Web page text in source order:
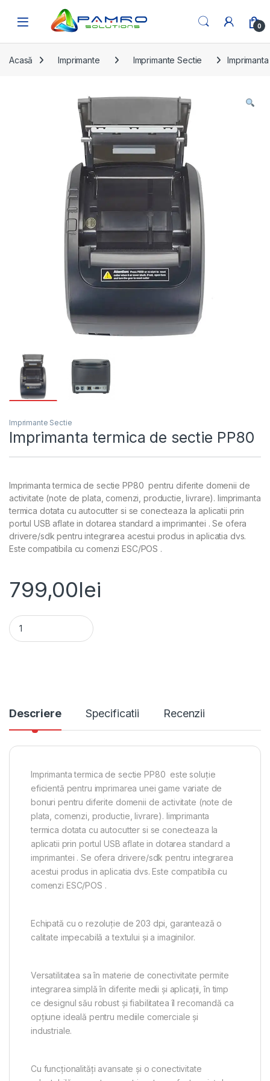
Skip to navigation
Open 0
Acasă Imprimante Imprimante Sectie
Imprimante Sectie
Imprimanta termica de sectie PP80
Imprimanta termica de sectie PP80 pentru diferite domenii de
activitate (note de plata, comenzi, productie, livrare). Iimprimanta
termica dotata cu autocutter si se conecteaza la aplicatii prin
portul USB aflate in dotarea standard a imprimantei . Se ofera
drivere/sdk pentru integrarea acestui produs in aplicatia dvs.
Este compatibila cu comenzi ESC/POS .
799,00lei
Imprimanta termica de sectie PP80 quantity
Descriere Specificatii Recenzii
Imprimanta termica de sectie PP80 este soluție
eficientă pentru imprimarea unei game variate de
bonuri pentru diferite domenii de activitate (note de
plata, comenzi, productie, livrare). Iimprimanta
termica dotata cu autocutter si se conecteaza la
aplicatii prin portul USB aflate in dotarea standard a
imprimantei . Se ofera drivere/sdk pentru integrarea
acestui produs in aplicatia dvs. Este compatibila cu
comenzi ESC/POS .
Echipată cu o rezoluție de 203 dpi, garantează o
calitate impecabilă a textului și a imaginilor.
Versatilitatea sa în materie de conectivitate permite
integrarea simplă în diferite medii și aplicații, în timp
ce designul său robust și fiabilitatea îl recomandă ca
opțiune ideală pentru mediile comerciale și
industriale.
Cu funcționalități avansate și o conectivitate